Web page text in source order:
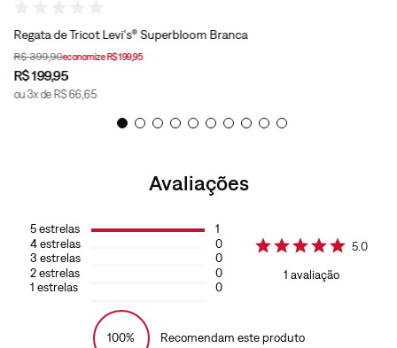
Regata de Tricot Levi's® Superbloom Branca
R$ 399,90economizeR$199,95
R$199,95
ou3x de R$66,65
Avaliações
5estrelas
4estrelas
3 estrelas
2estrelas
1 estrelas
1
0
0
0
0
5.0
1 avaliação
100% Recomendam este produto